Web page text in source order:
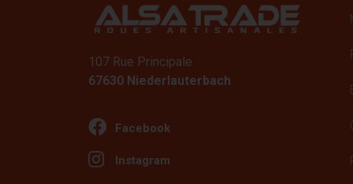
107 Rue Principale
67630 Niederlauterbach
Facebook
Instagram